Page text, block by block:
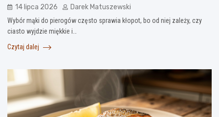
14 lipca 2026 Darek Matuszewski
Wybór mąki do pierogów często sprawia kłopot, bo od niej zależy, czy
ciasto wyjdzie miękkie i…
Czytaj dalej